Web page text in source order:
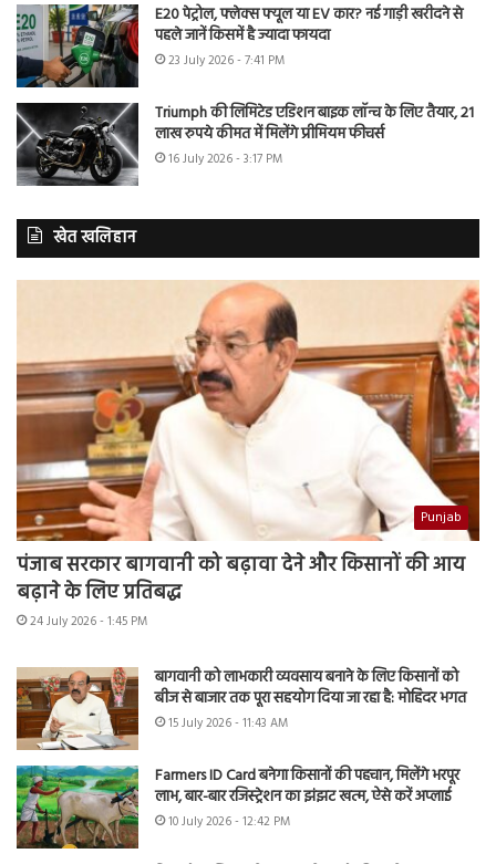
E20 पेट्रोल, फ्लेक्स फ्यूल या EV कार? नई गाड़ी खरीदने से
पहले जानें किसमें है ज्यादा फायदा
23 July 2026 - 7:41 PM
Triumph की लिमिटेड एडिशन बाइक लॉन्च के लिए तैयार, 21
लाख रुपये कीमत में मिलेंगे प्रीमियम फीचर्स
16 July 2026 - 3:17 PM
खेत खलिहान
Punjab
पंजाब सरकार बागवानी को बढ़ावा देने और किसानों की आय
बढ़ाने के लिए प्रतिबद्ध
24 July 2026 - 1:45 PM
बागवानी को लाभकारी व्यवसाय बनाने के लिए किसानों को
बीज से बाजार तक पूरा सहयोग दिया जा रहा है: मोहिंदर भगत
15 July 2026 - 11:43 AM
Farmers ID Card बनेगा किसानों की पहचान, मिलेंगे भरपूर
लाभ, बार-बार रजिस्ट्रेशन का झंझट खत्म, ऐसे करें अप्लाई
10 July 2026 - 12:42 PM